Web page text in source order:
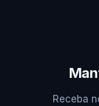
Receba